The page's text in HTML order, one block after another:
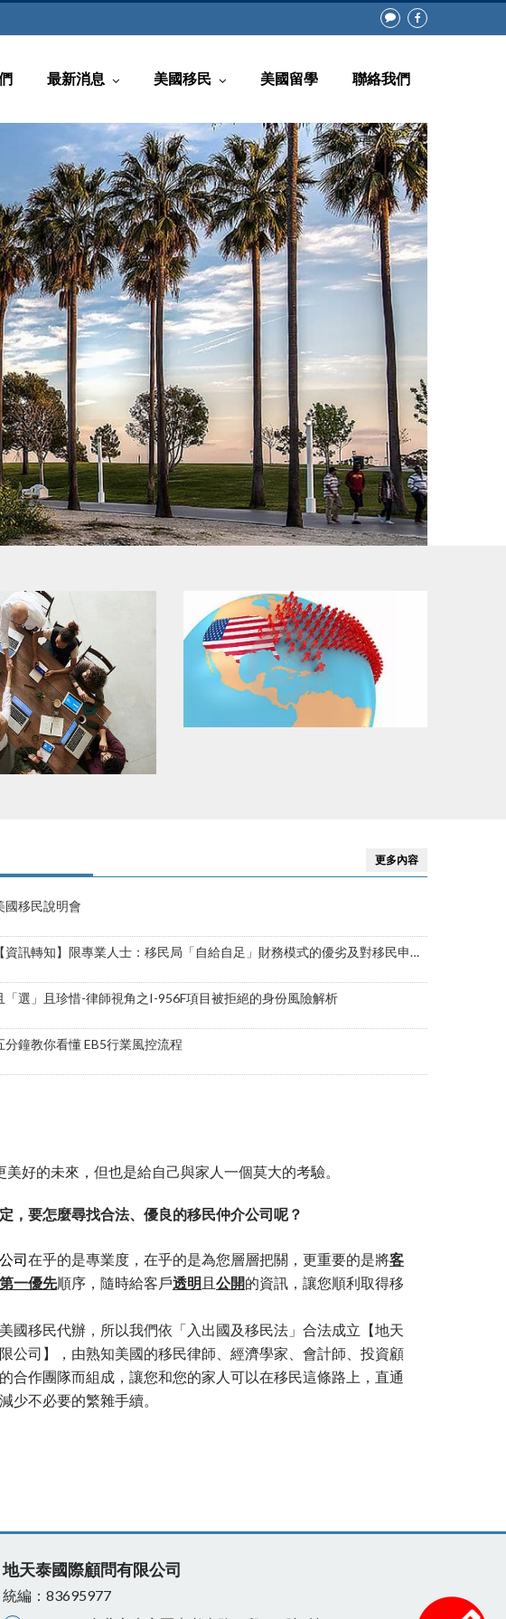
最新消息 美國移民 美國留學 聯絡我們
更多內容
國移民說明會
訊轉知】限專業人士：移民局「自給自足」財務模式的優劣及對移民申請的影響
「選」且珍惜-律師視角之I-956F項目被拒絕的身份風險解析
分鐘教你看懂 EB5行業風控流程
好的未來，但也是給自己與家人一個莫大的考驗。
，要怎麼尋找合法、優良的移民仲介公司呢？
司 在乎的是專業度，在乎的是為您層層把關，更重要的是將客
一優先順序，隨時給客戶透明 且 公開的資訊，讓您順利取得移
國移民代辦，所以我們依「入出國及移民法」合法成立【地天
公司】，由熟知美國的移民律師、經濟學家、會計師、投資顧
合作團隊而組成，讓您和您的家人可以在移民這條路上，直通
少不必要的繁雜手續。
地天泰國際顧問有限公司
統編：83695977